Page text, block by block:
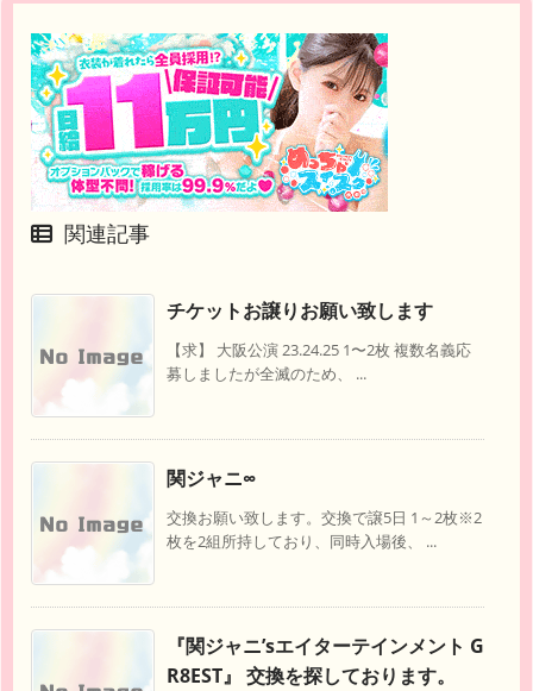
関連記事
チケットお譲りお願い致します
【求】 大阪公演 23.24.25 1〜2枚 複数名義応
募しましたが全滅のため、 ...
関ジャニ∞
交換お願い致します。交換で譲5日 1～2枚※2
枚を2組所持しており、同時入場後、 ...
『関ジャニ’sエイターテインメント G
R8EST』 交換を探しております。